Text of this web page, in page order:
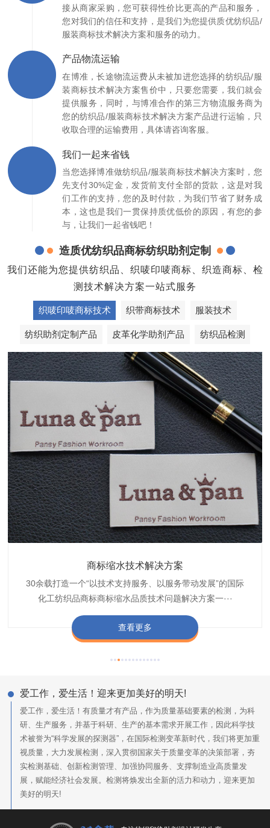
接从商家采购，您可获得性价比更高的产品和服务，
您对我们的信任和支持，是我们为您提供质优纺织品/
服装商标技术解决方案和服务的动力。
产品物流运输
在博准，长途物流运费从未被加进您选择的纺织品/服
装商标技术解决方案售价中，只要您需要，我们就会
提供服务，同时，与博准合作的第三方物流服务商为
您的纺织品/服装商标技术解决方案产品进行运输，只
收取合理的运输费用，具体请咨询客服。
我们一起来省钱
当您选择博准做纺织品/服装商标技术解决方案时，您
先支付30%定金，发货前支付全部的货款，这是对我
们工作的支持，您的及时付款，为我们节省了财务成
本，这也是我们一贯保持质优低价的原因，有您的参
与，让我们一起省钱吧！
造质优纺织品商标纺织助剂定制
我们还能为您提供纺织品、织唛印唛商标、织造商标、检
测技术解决方案一站式服务
织唛印唛商标技术 织带商标技术 服装技术
纺织助剂定制产品 皮革化学助剂产品 纺织品检测
商标缩水技术解决方案
30余载打造一个“以技术支持服务、以服务带动发展”的国际
化工纺织品商标商标缩水品质技术问题解决方案一···
查看更多
织带商标防水技术解决方案
博准公司专注于织带商标防水技术解决方案30余载,励志于
纺织品商标企业打造含油量超标品质技术问题解决方···
查看更多
服装颜色不匀技术解决方案
博准是一家专注30余载设计研发织唛印唛商标、织带服装颜
色不匀品质技术问题解决方案一站式服务提供商,技···
查看更多
纺织品阻燃母粒
博准致力于成为纺织品商标阻燃母粒剂,TF-W760,TF-W760
阻燃母粒剂加工定制服务实力提供商,···
查看更多
爱工作，爱生活！迎来更加美好的明天!
爱工作，爱生活！有质量才有产品，作为质量基础要素的检测，为科
研、生产服务，并基于科研、生产的基本需求开展工作，因此科学技
术被誉为“科学发展的探测器”，在国际检测变革新时代，我们将更加重
视质量，大力发展检测，深入贯彻国家关于质量变革的决策部署，夯
实检测基础、创新检测管理、加强协同服务、支撑制造业高质量发
展，赋能经济社会发展。检测将焕发出全新的活力和动力，迎来更加
美好的明天!